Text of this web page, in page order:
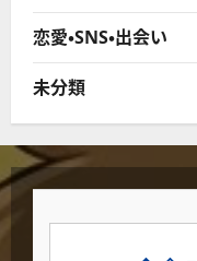
恋愛・SNS・出会い
未分類